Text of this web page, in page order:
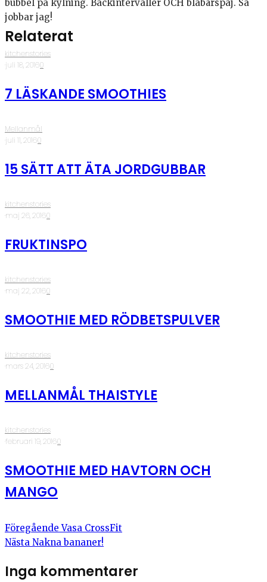
bubbel på kylning. Backintervaller OCH blåbärspaj. Så
jobbar jag!
Relaterat
kitchenstories
·juli 18, 2016·0
7 LÄSKANDE SMOOTHIES
Mellanmål
·juli 11, 2016·0
15 SÄTT ATT ÄTA JORDGUBBAR
kitchenstories
·maj 26, 2016·0
FRUKTINSPO
kitchenstories
·maj 22, 2016·0
SMOOTHIE MED RÖDBETSPULVER
kitchenstories
·mars 24, 2016·0
MELLANMÅL THAISTYLE
kitchenstories
·februari 19, 2016·0
SMOOTHIE MED HAVTORN OCH
MANGO
Föregående Vasa CrossFit
Nästa Nakna bananer!
Inga kommentarer